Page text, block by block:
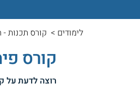
לימודים > קורס תכנות -
קורס
רוצה לדעת על